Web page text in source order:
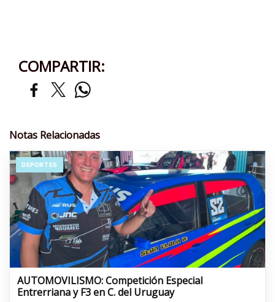
COMPARTIR:
Notas Relacionadas
DEPORTES
AUTOMOVILISMO: Competición Especial
Entrerriana y F3 en C. del Uruguay